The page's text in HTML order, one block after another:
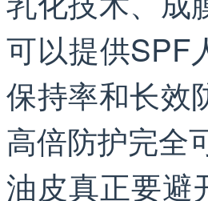
可以提供SPF
保持率和长效
高倍防护完全
油皮真正要避